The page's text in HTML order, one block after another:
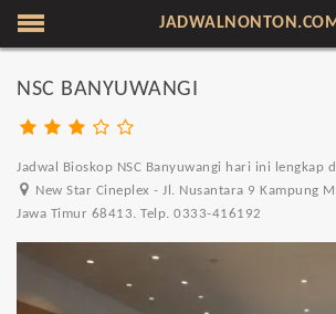
JADWALNONTON.COM
NSC BANYUWANGI
Jadwal Bioskop NSC Banyuwangi hari ini lengkap
New Star Cineplex - Jl. Nusantara 9 Kampung
Jawa Timur 68413. Telp. 0333-416192